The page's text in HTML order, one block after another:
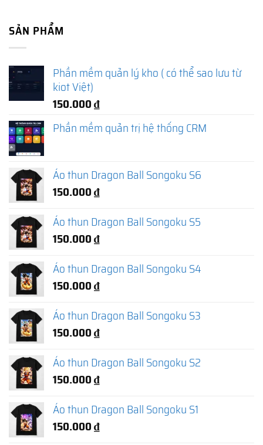
SẢN PHẨM
Phần mềm quản lý kho ( có thể sao lưu từ
kiot Việt)
150.000₫
Phần mềm quản trị hệ thống CRM
Áo thun Dragon Ball Songoku S6
150.000₫
Áo thun Dragon Ball Songoku S5
150.000₫
Áo thun Dragon Ball Songoku S4
150.000₫
Áo thun Dragon Ball Songoku S3
150.000₫
Áo thun Dragon Ball Songoku S2
150.000₫
Áo thun Dragon Ball Songoku S1
150.000₫